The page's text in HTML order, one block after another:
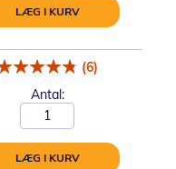
LÆG I KURV
(6)
Antal:
LÆG I KURV